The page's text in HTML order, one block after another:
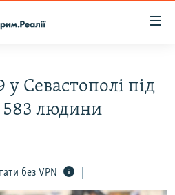
у Севастополі під
583 людини
без VPN